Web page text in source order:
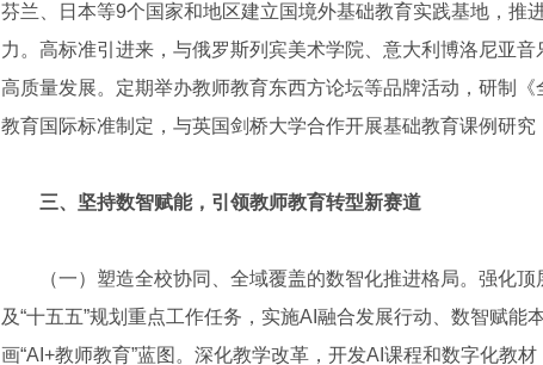
芬兰、日本等9个国家和地区建立国境外基础教育实践基地，推
力。高标准引进来，与俄罗斯列宾美术学院、意大利博洛尼亚
高质量发展。定期举办教师教育东西方论坛等品牌活动，研制
教育国际标准制定，与英国剑桥大学合作开展基础教育课例研究
三、坚持数智赋能，引领教师教育转型新赛道
（一）塑造全校协同、全域覆盖的数智化推进格局。强化顶
及“十五五”规划重点工作任务，实施AI融合发展行动、数智赋
画“AI+教师教育”蓝图。深化教学改革，开发AI课程和数字化教材